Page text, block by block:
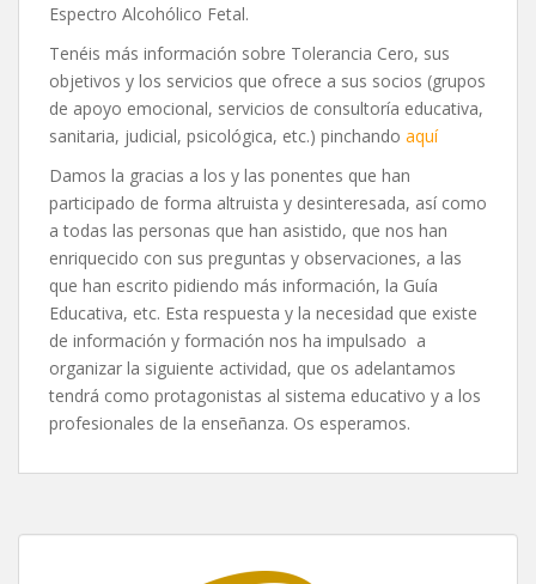
Espectro Alcohólico Fetal.
Tenéis más información sobre Tolerancia Cero, sus
objetivos y los servicios que ofrece a sus socios (grupos
de apoyo emocional, servicios de consultoría educativa,
sanitaria, judicial, psicológica, etc.) pinchando aquí
Damos la gracias a los y las ponentes que han
participado de forma altruista y desinteresada, así como
a todas las personas que han asistido, que nos han
enriquecido con sus preguntas y observaciones, a las
que han escrito pidiendo más información, la Guía
Educativa, etc. Esta respuesta y la necesidad que existe
de información y formación nos ha impulsado a
organizar la siguiente actividad, que os adelantamos
tendrá como protagonistas al sistema educativo y a los
profesionales de la enseñanza. Os esperamos.